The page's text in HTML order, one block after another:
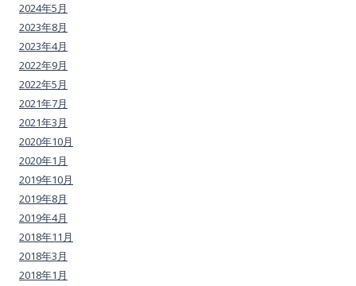
2024年5月
2023年8月
2023年4月
2022年9月
2022年5月
2021年7月
2021年3月
2020年10月
2020年1月
2019年10月
2019年8月
2019年4月
2018年11月
2018年3月
2018年1月